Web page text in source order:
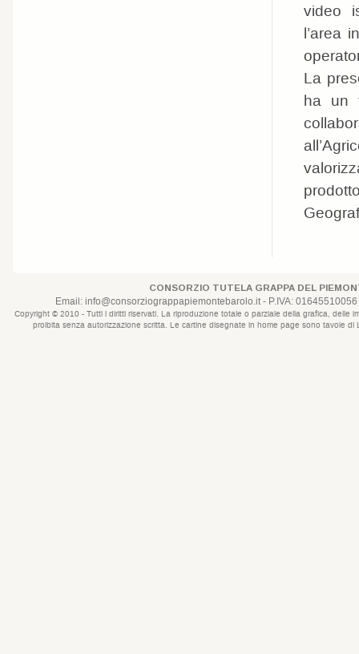
video
l’area
La
ha un
CONSORZIO TUTELA GRAPPA DEL
Email: info@consorziograppapiemontebarolo.it- P.IVA:
Copyright © 2010 - Tutti i diritti riservati. La riproduzione totale o parziale della grafica,
proibita senza autorizzazione scritta. Le cartine disegnate in home page sono tavole